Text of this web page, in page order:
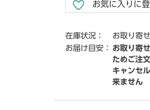
お気に入りに
在庫状況：
お取り寄せ
お届け目安：
お取り寄
ためご注
キャンセ
来ません